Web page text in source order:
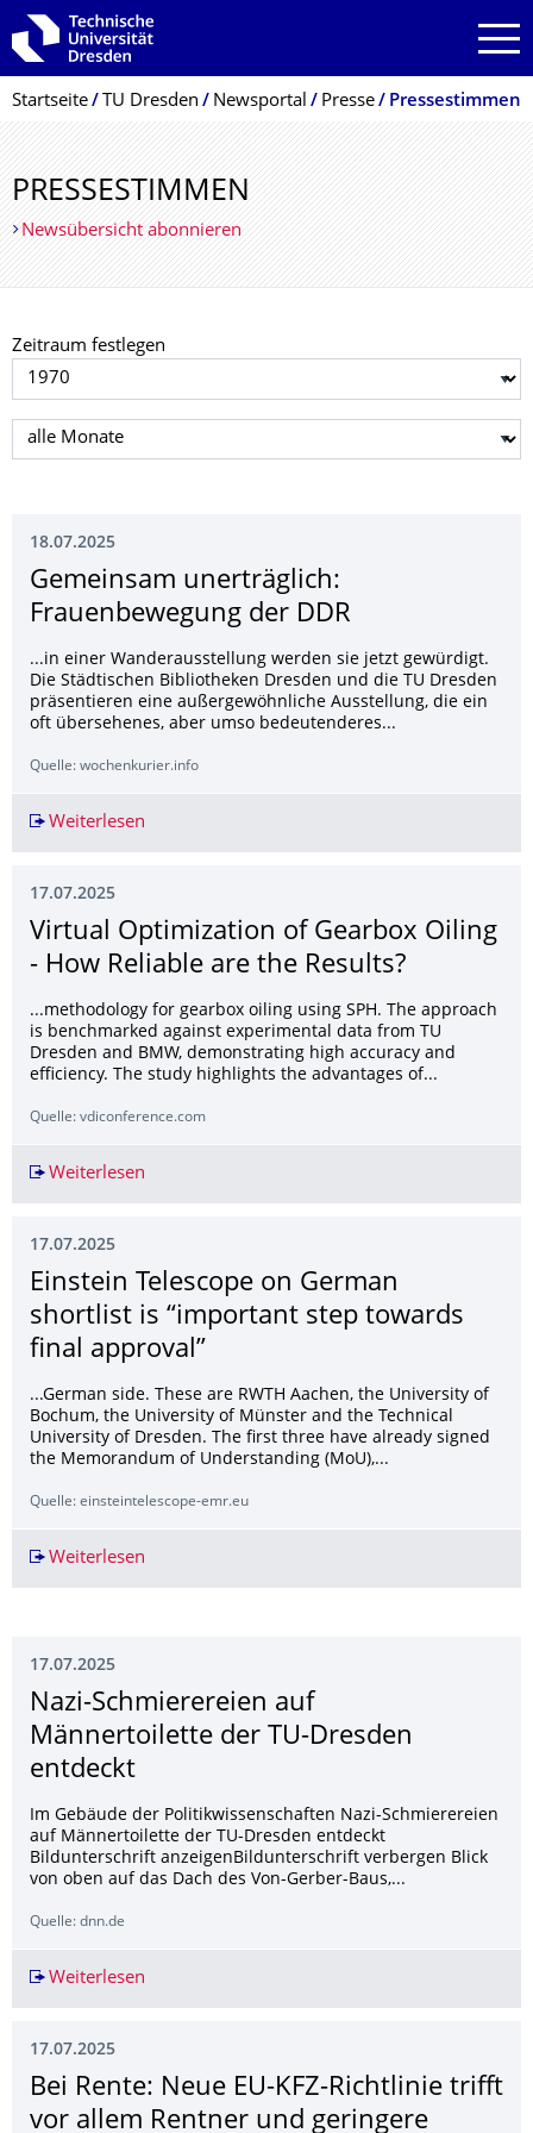
Zur Hauptnavigation springen
Zur Suche springen
Zum Inhalt springen
Breadcrumb-Menü
Startseite TU Dresden Newsportal Presse Pressestimmen
PRESSESTIMMEN
Newsübersicht abonnieren
Zeitraum festlegen
Jahr auswählen
Monat auswählen
18.07.2025
Gemeinsam unerträglich:
Frauenbewegung der DDR
...in einer Wanderausstellung werden sie jetzt gewürdigt.
Die Städtischen Bibliotheken Dresden und die TU Dresden
präsentieren eine außergewöhnliche Ausstellung, die ein
oft übersehenes, aber umso bedeutenderes...
Quelle: wochenkurier.info
Weiterlesen
17.07.2025
Virtual Optimization of Gearbox Oiling
- How Reliable are the Results?
...methodology for gearbox oiling using SPH. The approach
is benchmarked against experimental data from TU
Dresden and BMW, demonstrating high accuracy and
efficiency. The study highlights the advantages of...
Quelle: vdiconference.com
Weiterlesen
17.07.2025
Einstein Telescope on German
shortlist is “important step towards
final approval”
...German side. These are RWTH Aachen, the University of
Bochum, the University of Münster and the Technical
University of Dresden. The first three have already signed
the Memorandum of Understanding (MoU),...
Quelle: einsteintelescope-emr.eu
Weiterlesen
17.07.2025
Nazi-Schmierereien auf
Männertoilette der TU-Dresden
entdeckt
Im Gebäude der Politikwissenschaften Nazi-Schmierereien
auf Männertoilette der TU-Dresden entdeckt
Bildunterschrift anzeigenBildunterschrift verbergen Blick
von oben auf das Dach des Von-Gerber-Baus,...
Quelle: dnn.de
Weiterlesen
17.07.2025
Bei Rente: Neue EU-KFZ-Richtlinie trifft
vor allem Rentner und geringere